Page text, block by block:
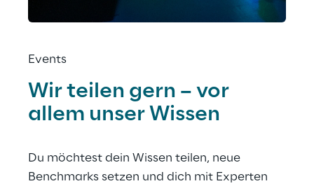
Events
Wir teilen gern – vor
allem unser Wissen
Du möchtest dein Wissen teilen, neue
Benchmarks setzen und dich mit Experten